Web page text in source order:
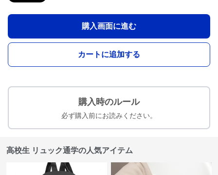
購入画面に進む
カートに追加する
購入時のルール
必ず購入前にお読みください。
高校生 リュック通学の人気アイテム